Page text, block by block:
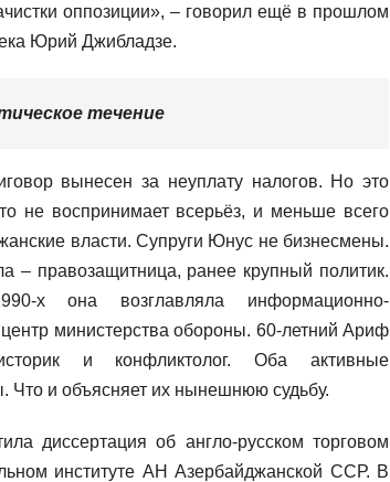
оппозиции», – говорил ещё в прошлом
Юрий Джибладзе.
течение
вынесен за неуплату налогов. Но это
не воспринимает всерьёз, и меньше всего
власти. Супруги Юнус не бизнесмены.
– правозащитница, ранее крупный политик.
х она возглавляла информационно-
центр министерства обороны. 60-летний Ариф
и конфликтолог. Оба активные
Что и объясняет их нынешнюю судьбу.
диссертация об англо-русском торговом
институте АН Азербайджанской ССР. В